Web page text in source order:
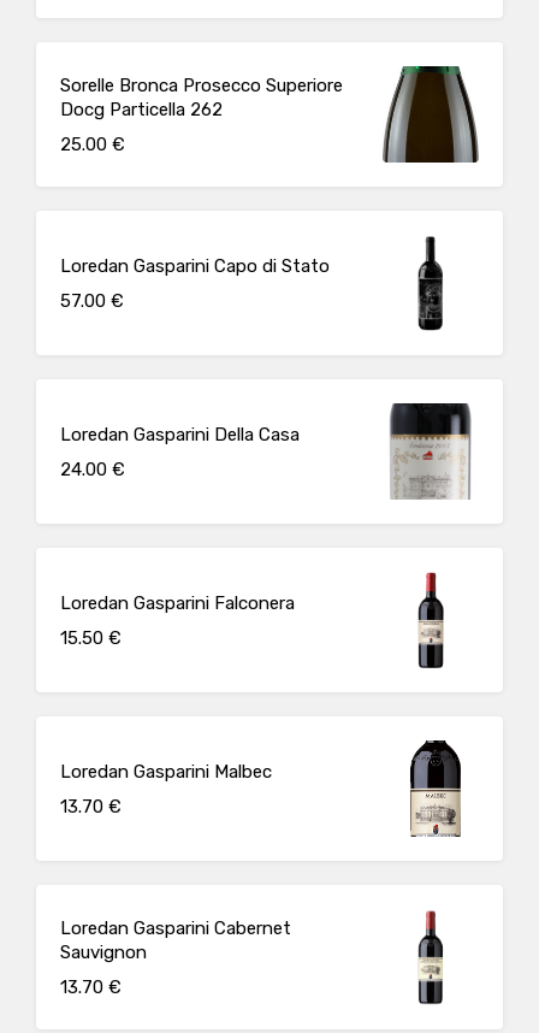
Sorelle Bronca Prosecco Superiore
Docg Particella 262
25.00 €
Loredan Gasparini Capo di Stato
57.00 €
Loredan Gasparini Della Casa
24.00 €
Loredan Gasparini Falconera
15.50 €
Loredan Gasparini Malbec
13.70 €
Loredan Gasparini Cabernet
Sauvignon
13.70 €